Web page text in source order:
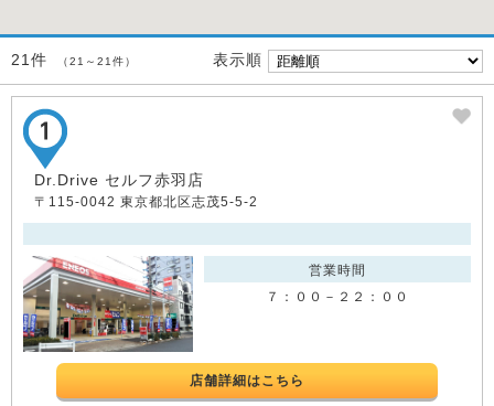
21件 （21～21件） 表示順
Dr.Drive セルフ赤羽店
〒115-0042 東京都北区志茂5-5-2
営業時間
７：００－２２：００
店舗詳細はこちら